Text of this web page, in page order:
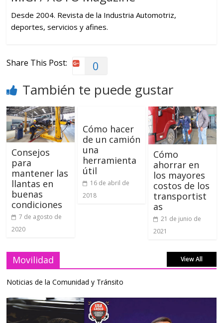
Desde 2004. Revista de la Industria Automotriz,
deportes, servicios y afines.
Share This Post: 0
También te puede gustar
Consejos
para
mantener las
llantas en
buenas
condiciones
7 de agosto de
2020
Cómo hacer
de un camión
una
herramienta
útil
16 de abril de
2018
Cómo
ahorrar en
los mayores
costos de los
transportist
as
21 de junio de
2021
Movilidad View All
Noticias de la Comunidad y Tránsito